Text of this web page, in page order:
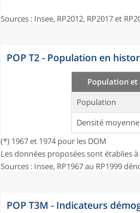
Sources : Insee, RP2012, RP2017 et
POP T2 - Population en
Population et
Population
Densité
(*) 1967 et 1974 pour les DOM
Les données proposées sont établies
Sources : Insee, RP1967 au RP1999
POP T3M - Indicateurs